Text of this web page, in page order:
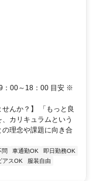
：00～18：00 目安 ※
んか？】 「もっと良
カリキュラムという
理念や課題に向き合
問 車通勤OK
即日勤務OK
アスOK
服装自由